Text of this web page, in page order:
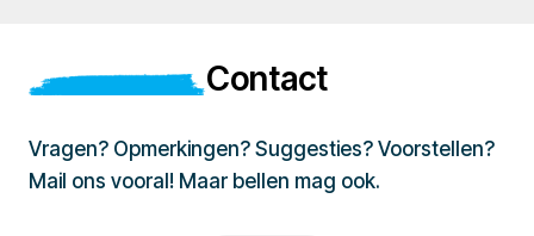
Contact
Vragen? Opmerkingen? Suggesties? Voorstellen?
Mail ons vooral! Maar bellen mag ook.